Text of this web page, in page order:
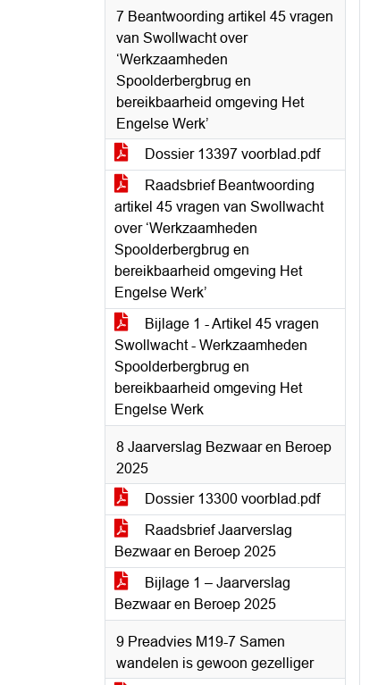
7 Beantwoording artikel 45 vragen
van Swollwacht over
‘Werkzaamheden
Spoolderbergbrug en
bereikbaarheid omgeving Het
Engelse Werk’
Dossier 13397 voorblad.pdf
Raadsbrief Beantwoording
artikel 45 vragen van Swollwacht
over ‘Werkzaamheden
Spoolderbergbrug en
bereikbaarheid omgeving Het
Engelse Werk’
Bijlage 1 - Artikel 45 vragen
Swollwacht - Werkzaamheden
Spoolderbergbrug en
bereikbaarheid omgeving Het
Engelse Werk
8 Jaarverslag Bezwaar en Beroep
2025
Dossier 13300 voorblad.pdf
Raadsbrief Jaarverslag
Bezwaar en Beroep 2025
Bijlage 1 – Jaarverslag
Bezwaar en Beroep 2025
9 Preadvies M19-7 Samen
wandelen is gewoon gezelliger